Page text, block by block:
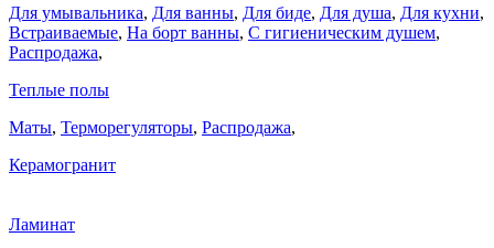
Для умывальника, Для ванны, Для биде, Для душа, Для кухни,
Встраиваемые, На борт ванны, C гигиеническим душем,
Распродажа,
Теплые полы
Маты, Терморегуляторы, Распродажа,
Керамогранит
Ламинат